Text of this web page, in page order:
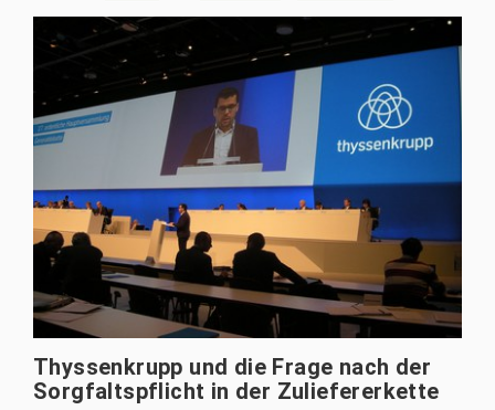
Thyssenkrupp und die Frage nach der
Sorgfaltspflicht in der Zuliefererkette